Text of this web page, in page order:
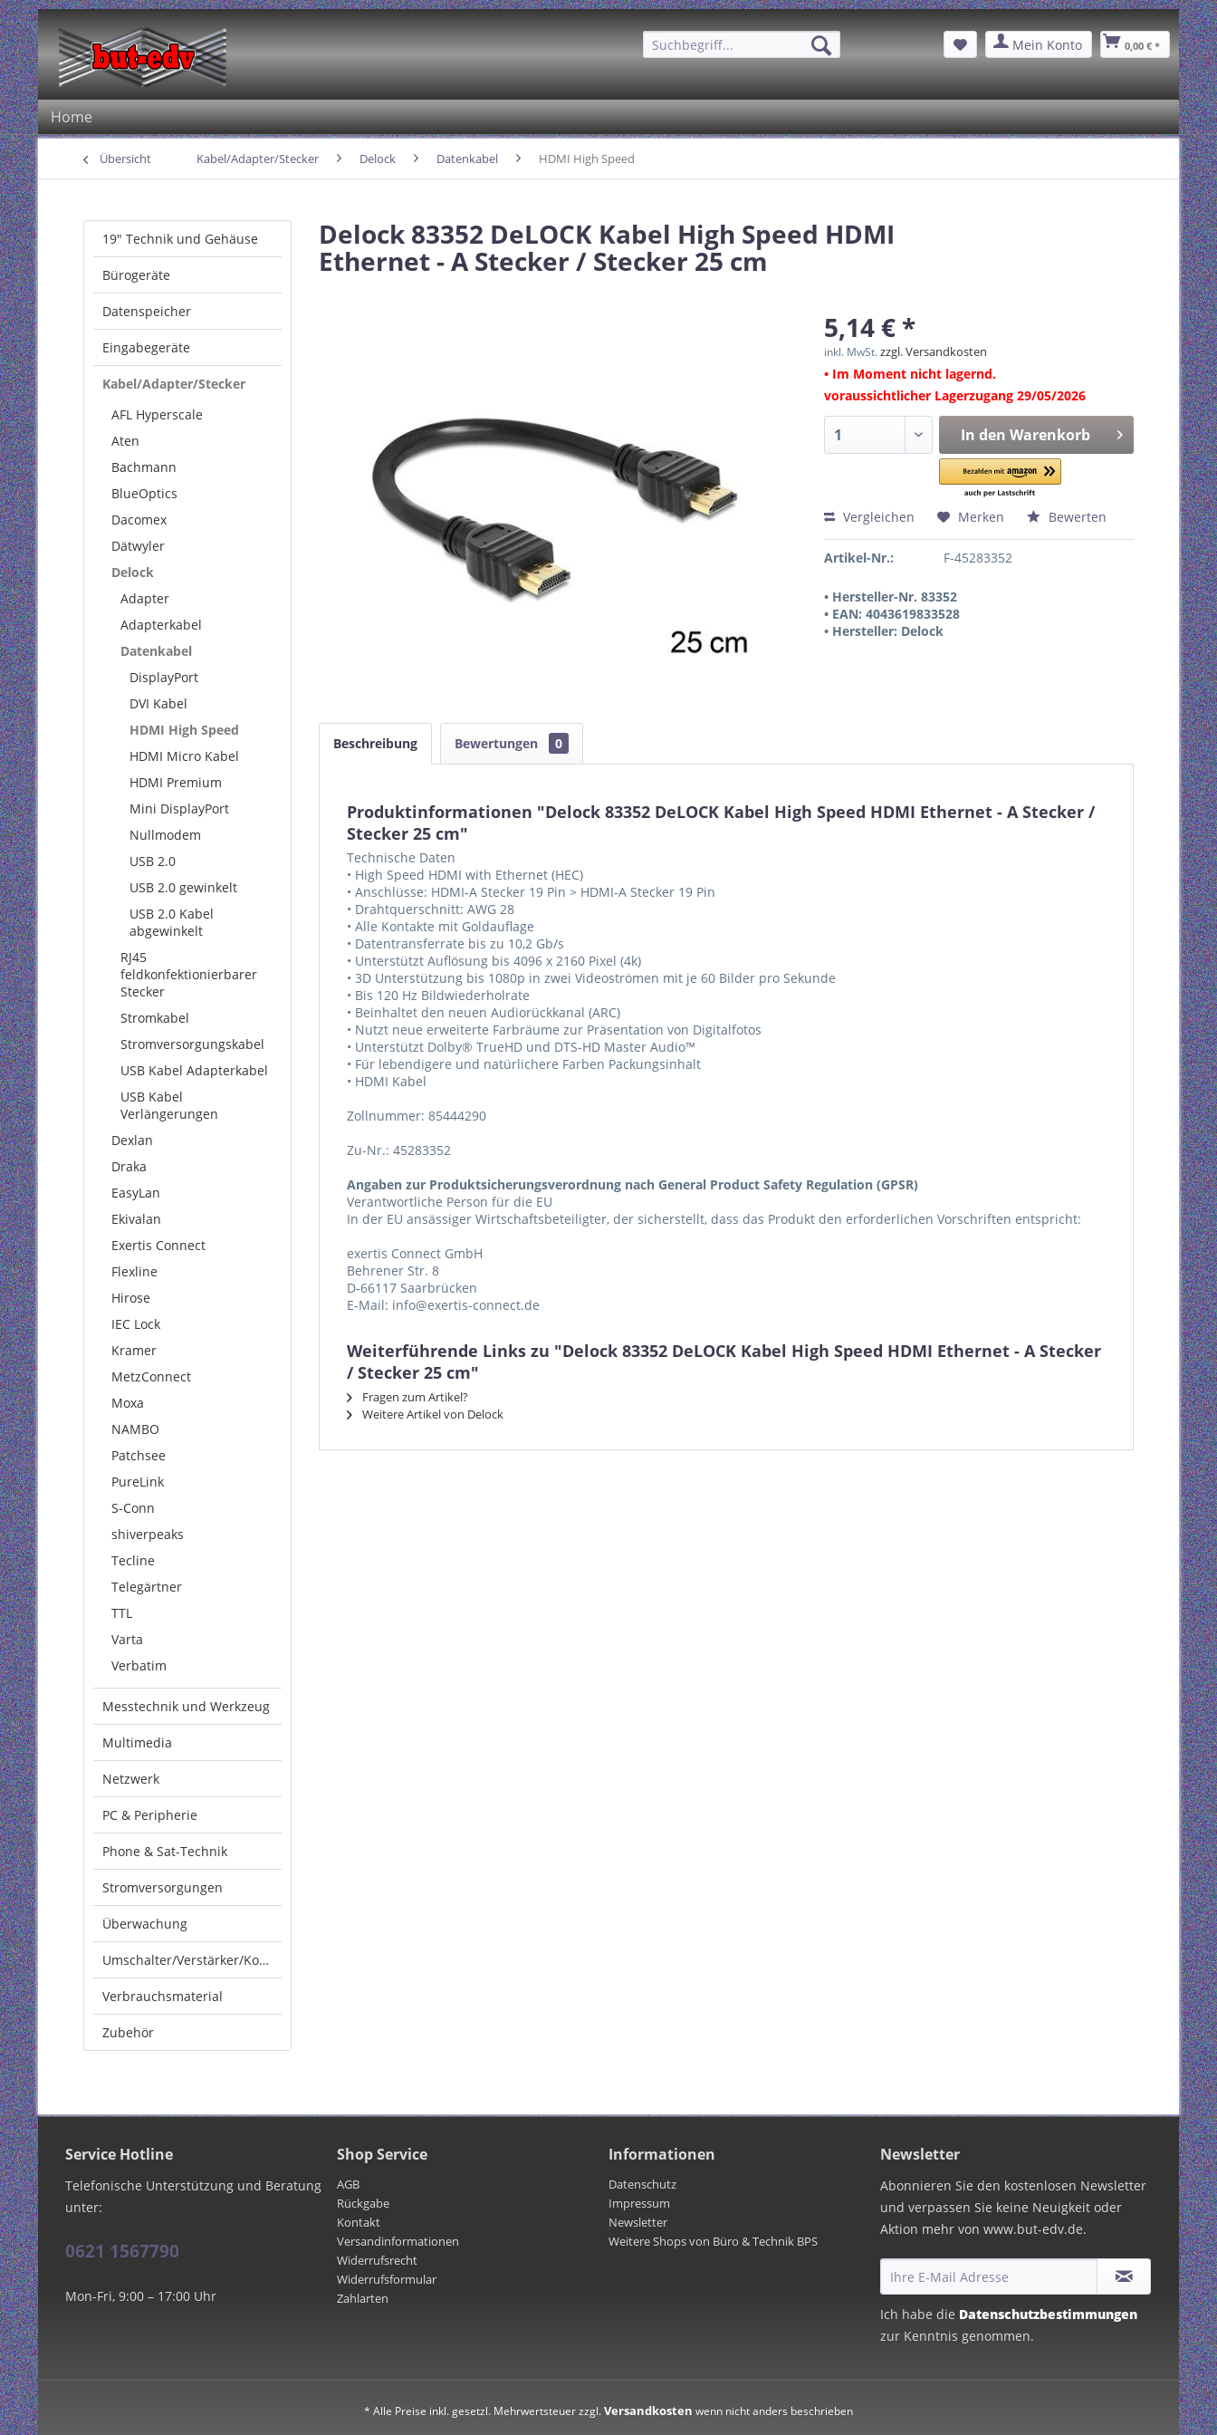
Mein Konto 0,00 € *
Home
Übersicht Kabel/Adapter/Stecker Delock Datenkabel HDMI High Speed
19" Technik und Gehäuse
Bürogeräte
Datenspeicher
Eingabegeräte
Kabel/Adapter/Stecker
AFL Hyperscale
Aten
Bachmann
BlueOptics
Dacomex
Dätwyler
Delock
Adapter
Adapterkabel
Datenkabel
DisplayPort
DVI Kabel
HDMI High Speed
HDMI Micro Kabel
HDMI Premium
Mini DisplayPort
Nullmodem
USB 2.0
USB 2.0 gewinkelt
USB 2.0 Kabel
abgewinkelt
RJ45
feldkonfektionierbarer
Stecker
Stromkabel
Stromversorgungskabel
USB Kabel Adapterkabel
USB Kabel
Verlängerungen
Dexlan
Draka
EasyLan
Ekivalan
Exertis Connect
Flexline
Hirose
IEC Lock
Kramer
MetzConnect
Moxa
NAMBO
Patchsee
PureLink
S-Conn
shiverpeaks
Tecline
Telegärtner
TTL
Varta
Verbatim
Messtechnik und Werkzeug
Multimedia
Netzwerk
PC & Peripherie
Phone & Sat-Technik
Stromversorgungen
Überwachung
Umschalter/Verstärker/Konverter
Verbrauchsmaterial
Zubehör
Delock 83352 DeLOCK Kabel High Speed HDMI
Ethernet - A Stecker / Stecker 25 cm
5,14 € *
inkl. MwSt.zzgl. Versandkosten
• Im Moment nicht lagernd.
voraussichtlicher Lagerzugang 29/05/2026
In den Warenkorb
Vergleichen Merken Bewerten
Artikel-Nr.: F-45283352
• Hersteller-Nr. 83352
• EAN: 4043619833528
• Hersteller: Delock
Beschreibung Bewertungen 0
Produktinformationen "Delock 83352 DeLOCK Kabel High Speed HDMI Ethernet - A Stecker /
Stecker 25 cm"
Technische Daten
• High Speed HDMI with Ethernet (HEC)
• Anschlüsse: HDMI-A Stecker 19 Pin > HDMI-A Stecker 19 Pin
• Drahtquerschnitt: AWG 28
• Alle Kontakte mit Goldauflage
• Datentransferrate bis zu 10,2 Gb/s
• Unterstützt Auflösung bis 4096 x 2160 Pixel (4k)
• 3D Unterstützung bis 1080p in zwei Videoströmen mit je 60 Bilder pro Sekunde
• Bis 120 Hz Bildwiederholrate
• Beinhaltet den neuen Audiorückkanal (ARC)
• Nutzt neue erweiterte Farbräume zur Präsentation von Digitalfotos
• Unterstützt Dolby® TrueHD und DTS-HD Master Audio™
• Für lebendigere und natürlichere Farben Packungsinhalt
• HDMI Kabel
Zollnummer: 85444290
Zu-Nr.: 45283352
Angaben zur Produktsicherungsverordnung nach General Product Safety Regulation (GPSR)
Verantwortliche Person für die EU
In der EU ansässiger Wirtschaftsbeteiligter, der sicherstellt, dass das Produkt den erforderlichen Vorschriften entspricht:
exertis Connect GmbH
Behrener Str. 8
D-66117 Saarbrücken
E-Mail: info@exertis-connect.de
Weiterführende Links zu "Delock 83352 DeLOCK Kabel High Speed HDMI Ethernet - A Stecker
/ Stecker 25 cm"
Fragen zum Artikel?
Weitere Artikel von Delock
Service Hotline
Telefonische Unterstützung und Beratung
unter:
0621 1567790
Mon-Fri, 9:00 – 17:00 Uhr
Shop Service
AGB
Rückgabe
Kontakt
Versandinformationen
Widerrufsrecht
Widerrufsformular
Zahlarten
Informationen
Datenschutz
Impressum
Newsletter
Weitere Shops von Büro & Technik BPS
Newsletter
Abonnieren Sie den kostenlosen Newsletter
und verpassen Sie keine Neuigkeit oder
Aktion mehr von www.but-edv.de.
Ich habe die Datenschutzbestimmungen
zur Kenntnis genommen.
* Alle Preise inkl. gesetzl. Mehrwertsteuer zzgl.Versandkosten wenn nicht anders beschrieben